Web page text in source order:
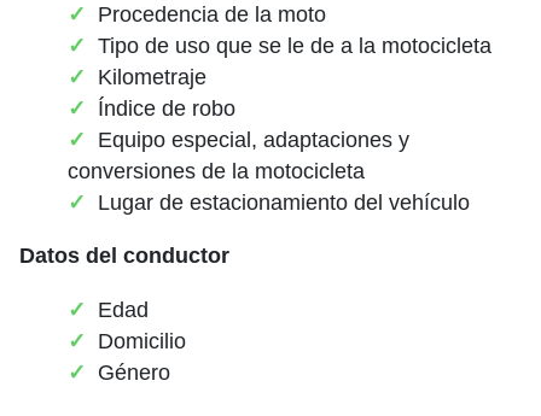
Procedencia de la moto
Tipo de uso que se le de a la motocicleta
Kilometraje
Índice de robo
Equipo especial, adaptaciones y
conversiones de la motocicleta
Lugar de estacionamiento del vehículo
Datos del conductor
Edad
Domicilio
Género